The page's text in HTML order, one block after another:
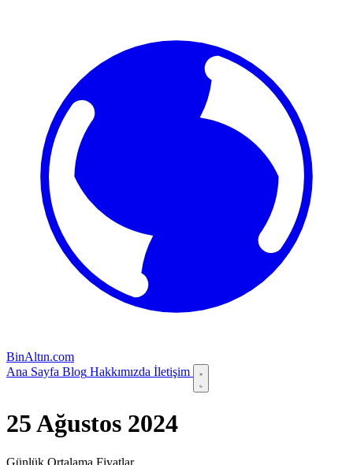
BinAltın.com
Ana Sayfa Blog Hakkımızda İletişim
25 Ağustos 2024
Günlük Ortalama Fiyatlar